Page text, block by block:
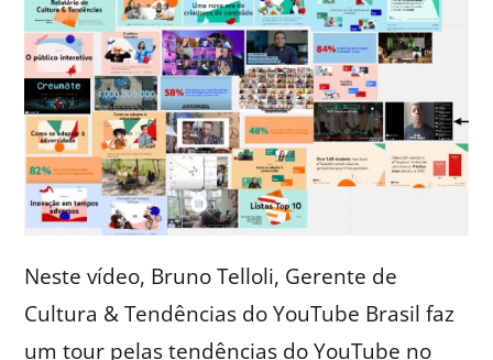
Neste vídeo, Bruno Telloli, Gerente de
Cultura & Tendências do YouTube Brasil faz
um tour pelas tendências do YouTube no